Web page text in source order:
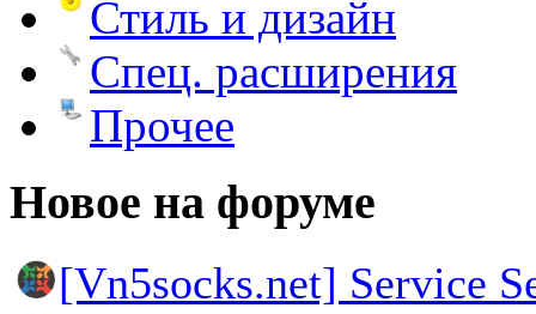
Стиль и дизайн
Спец. расширения
Прочее
Новое на форуме
[Vn5socks.net] Service